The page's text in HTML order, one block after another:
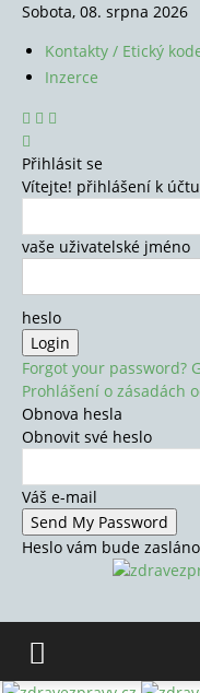
Sobota, 08. srpna 2026
Kontakty / Etický
Inzerce
Přihlásit se
Vítejte! přihlášení k účtu
vaše uživatelské jméno
heslo
Forgot your password?
Prohlášení o zásadách
Obnova hesla
Obnovit své heslo
Váš e-mail
Heslo vám bude